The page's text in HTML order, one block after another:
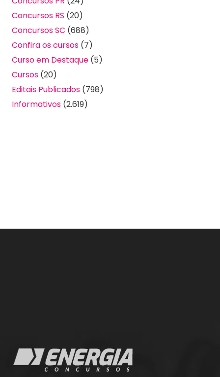
Concursos RS (20)
Concursos SC (688)
Confira os cursos (7)
Curso em Destaque (5)
Cursos (20)
Editais Publicados (798)
Informativos (2.619)